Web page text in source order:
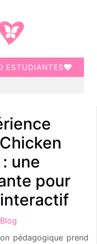
ESTUDIANTES
une
pour
interactif
Blog
pédagogique prend